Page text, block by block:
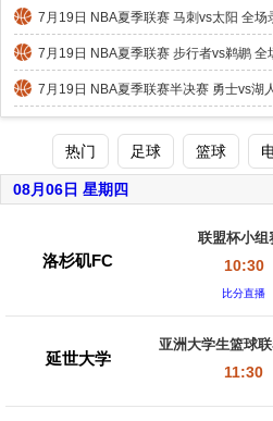
7月19日 NBA夏季联赛 马刺vs太阳 全场
7月19日 NBA夏季联赛 步行者vs鹈鹕 全
7月19日 NBA夏季联赛半决赛 勇士vs湖
热门 足球 篮球
08月06日 星期四
洛杉矶FC
联盟杯小组
10:30
比分直播
延世大学
亚洲大学生篮球
11:30